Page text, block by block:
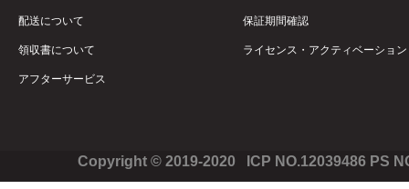
配送について
領収書について
アフターサービス
保証期間確認
ライセンス・アクティベーション
Copyright © 2019-2020 ICP NO.12039486 PS